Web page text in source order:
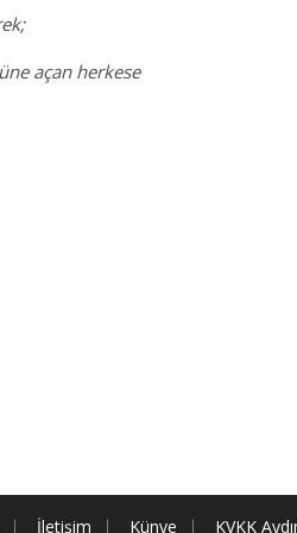
açan herkese
İletişim Künye KVKK